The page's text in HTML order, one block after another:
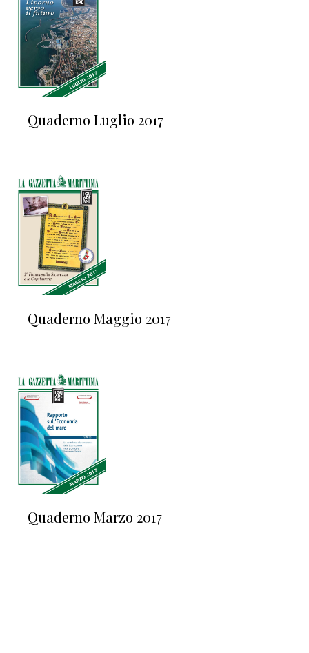
Quaderno Luglio 2017
Quaderno Maggio 2017
Quaderno Marzo 2017